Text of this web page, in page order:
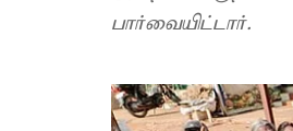
பார்வையிட்டார்.